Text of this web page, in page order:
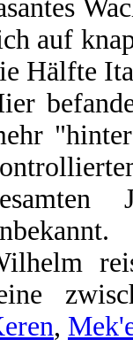
auf
Hälfte
,